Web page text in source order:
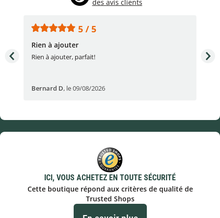
des avis clients
5 / 5
Rien à ajouter
Rien à ajouter, parfait!
Bernard D, le 09/08/2026
ICI, VOUS ACHETEZ EN TOUTE SÉCURITÉ
Cette boutique répond aux critères de qualité de
Trusted Shops